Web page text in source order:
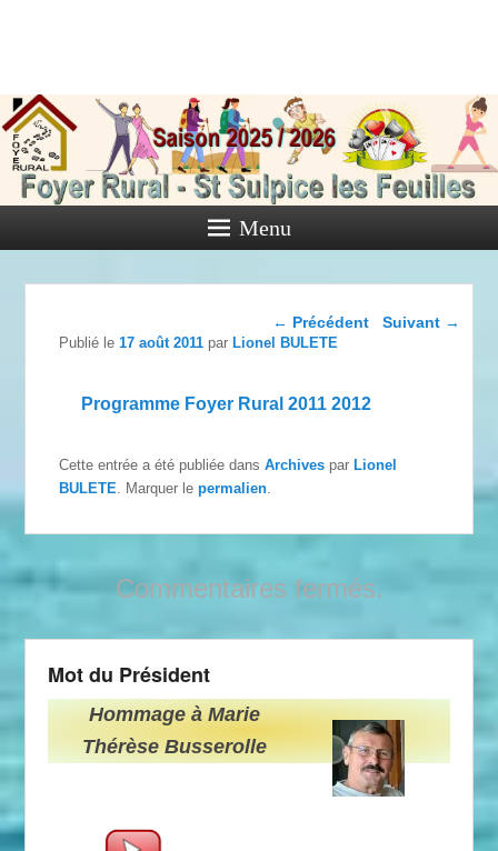
de Saint
Sulpice les
Feuilles
Activités diverses de l'Association
Menu
Navigation dans les
← Précédent Suivant →
Publié le17 août 2011 parLionel BULETE
Programme Foyer Rural 2011 2012
Cette entrée a été publiée dansArchives parLionel
BULETE . Marquer lepermalien
Commentaires fermés.
Mot du Président
Hommage à Marie
Thérèse Busserolle